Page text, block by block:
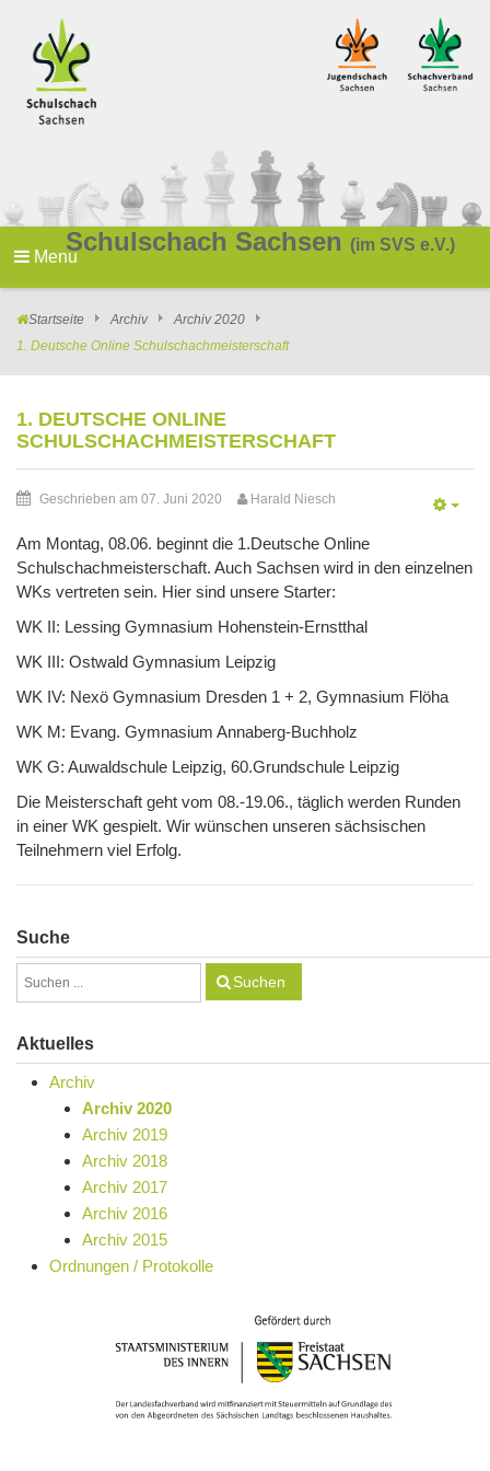
Schulschach Sachsen (im SVS e.V.)
Menu
Startseite Archiv
Archiv 2020
1. Deutsche Online Schulschachmeisterschaft
1. DEUTSCHE ONLINE
SCHULSCHACHMEISTERSCHAFT
Geschrieben am 07. Juni 2020 Harald Niesch
Am Montag, 08.06. beginnt die 1.Deutsche Online
Schulschachmeisterschaft. Auch Sachsen wird in den einzelnen
WKs vertreten sein. Hier sind unsere Starter:
WK II: Lessing Gymnasium Hohenstein-Ernstthal
WK III: Ostwald Gymnasium Leipzig
WK IV: Nexö Gymnasium Dresden 1 + 2, Gymnasium Flöha
WK M: Evang. Gymnasium Annaberg-Buchholz
WK G: Auwaldschule Leipzig, 60.Grundschule Leipzig
Die Meisterschaft geht vom 08.-19.06., täglich werden Runden
in einer WK gespielt. Wir wünschen unseren sächsischen
Teilnehmern viel Erfolg.
Suche
Suchen
Aktuelles
Archiv
Archiv 2020
Archiv 2019
Archiv 2018
Archiv 2017
Archiv 2016
Archiv 2015
Ordnungen / Protokolle